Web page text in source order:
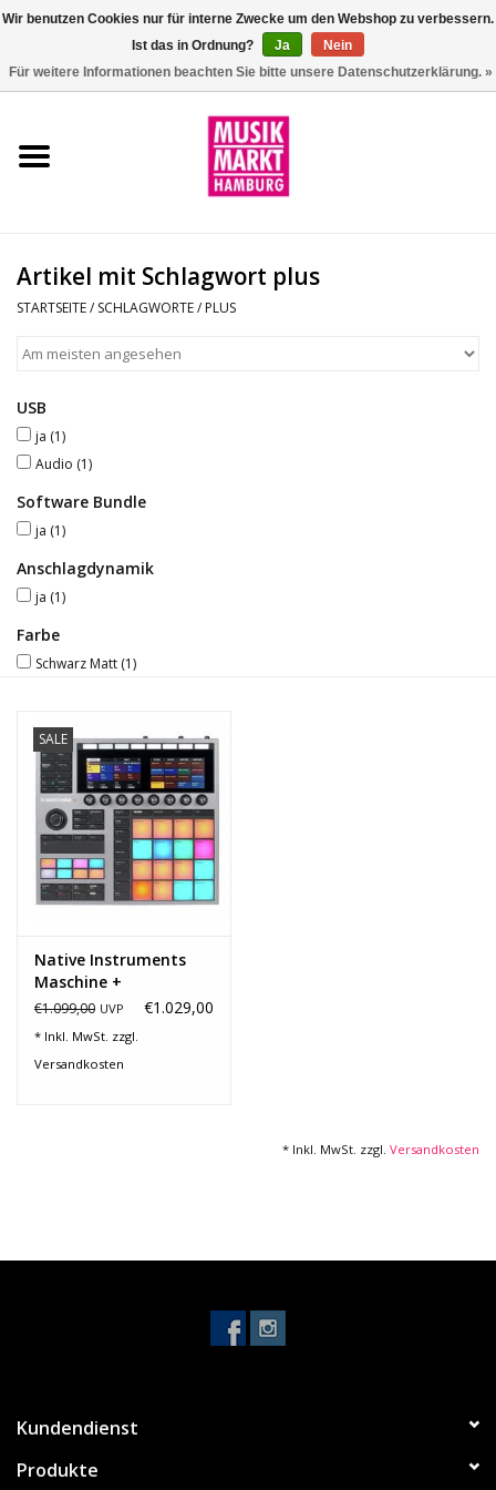
Aktion
Percussion
Tasteninstrumente
Recording
Lichttechnik
PA-Anlage
Traditionelle Instrumente
Signalprozessoren & Effekte
Star-Club Merch
Noten-Zubehör
Jobbörse
Artikel mit Schlagwort plus
STARTSEITE/ SCHLAGWORTE/ PLUS
USB
ja (1)
Audio (1)
Software Bundle
ja (1)
Anschlagdynamik
ja (1)
Farbe
Schwarz Matt (1)
SALE
Native Instruments
Maschine +
€1.099,00 UVP €1.029,00
* Inkl. MwSt. zzgl.
Versandkosten
* Inkl. MwSt. zzgl. Versandkosten
Kundendienst
Produkte
Wir benutzen Cookies nur für interne Zwecke um den Webshop zu verbessern.
Ist das in Ordnung?
Ja
Nein
Für weitere Informationen beachten Sie bitte unsere Datenschutzerklärung. »